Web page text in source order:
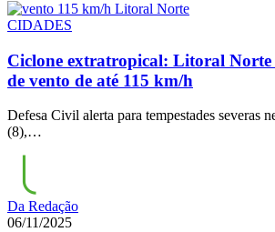
CIDADES
Ciclone extratropical: Litoral Norte
de vento de até 115 km/h
Defesa Civil alerta para tempestades severas
(8),…
Da Redação
06/11/2025